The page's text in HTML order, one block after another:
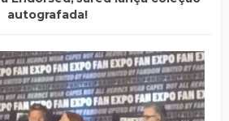
autografada!